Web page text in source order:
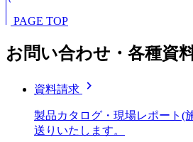
PAGE TOP
お問い合わせ・各種資
資料請求 chevron_right
製品カタログ・現場レポート(
送りいたします。